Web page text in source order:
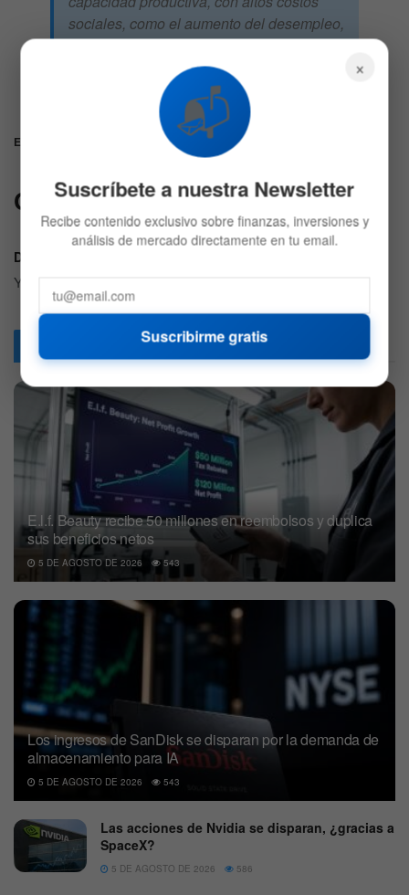
sociales, como el aumento del desempleo,
la pobreza y la desigualdad, lo que agrava
las disparidades de larga data en la región»
Etiquetas: economía Latinoamérica
Comentarios
Dhawkon
Y Colombia??.
Relacionados
E.l.f. Beauty recibe 50 millones en reembolsos y duplica
sus beneficios netos
5 DE AGOSTO DE 2026 543
Los ingresos de SanDisk se disparan por la demanda de
almacenamiento para IA
5 DE AGOSTO DE 2026 543
Las acciones de Nvidia se disparan, ¿gracias a
SpaceX?
5 DE AGOSTO DE 2026 586
×
📬
Suscríbete a nuestra Newsletter
Recibe contenido exclusivo sobre finanzas, inversiones y
análisis de mercado directamente en tu email.
Suscribirme gratis